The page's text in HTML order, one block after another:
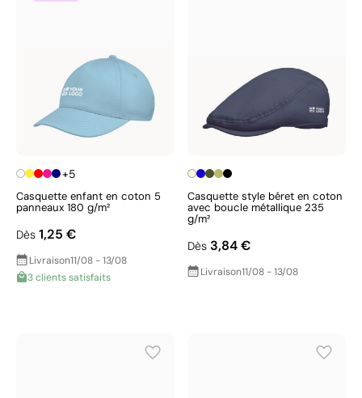
+5
Casquette enfant en coton 5
panneaux 180 g/m²
Dès 1,25 €
Livraison11/08 - 13/08
3 clients satisfaits
Casquette style béret en coton
avec boucle métallique 235
g/m²
Dès 3,84 €
Livraison11/08 - 13/08